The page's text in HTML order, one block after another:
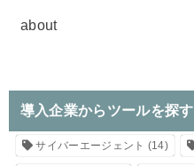
about
導入企業からツールを探す
サイバーエージェント (14)